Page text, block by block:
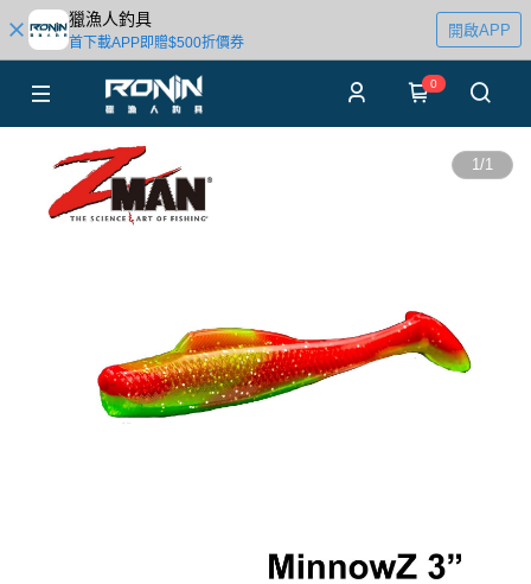
獵漁人釣具
首下載APP即贈$500折價券
開啟APP
0
1/1